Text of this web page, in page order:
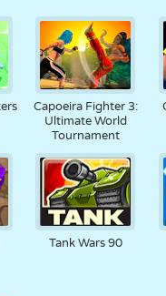
Capoeira Fighter 3:
Ultimate World
Tournament
Tank Wars 90